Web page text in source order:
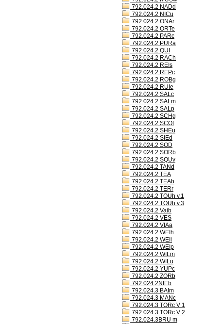
792.024.2 NADd
792.024.2 NICu
792.024.2 ONAr
792.024.2 ORTe
792.024.2 PARc
792.024.2 PURa
792.024.2 QUI
792.024.2 RACh
792.024.2 REIs
792.024.2 REPc
792.024.2 ROBg
792.024.2 RUIe
792.024.2 SALc
792.024.2 SALm
792.024.2 SALp
792.024.2 SCHg
792.024.2 SCOf
792.024.2 SHEu
792.024.2 SIEd
792.024.2 SOD
792.024.2 SORb
792.024.2 SQUv
792.024.2 TANd
792.024.2 TEA
792.024.2 TEAb
792.024.2 TERr
792.024.2 TOUh v.1
792.024.2 TOUh v.3
792.024.2 Vaib
792.024.2 VES
792.024.2 VIAa
792.024.2 WEIh
792.024.2 WEIi
792.024.2 WEIp
792.024.2 WILm
792.024.2 WILu
792.024.2 YUPc
792.024.2 ZORb
792.024.2NIEb
792.024.3 BAIm
792.024.3 MANc
792.024.3 TORc V 1
792.024.3 TORc V 2
792.024.3BRU m